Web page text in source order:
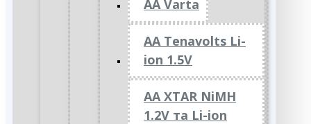
AA Varta
AA Tenavolts Li-
ion 1.5V
AA XTAR NiMH
1.2V та Li-ion